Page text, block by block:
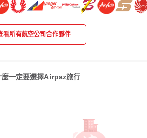
看所有航空公司合作夥伴
麼一定要選擇Airpaz旅行